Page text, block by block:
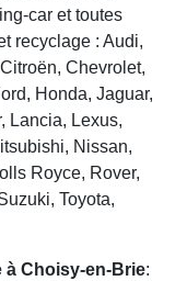
car et toutes
recyclage : Audi,
Chevrolet,
Honda, Jaguar,
Lancia, Lexus,
Nissan,
Royce, Rover,
Toyota,
à Choisy-en-Brie: